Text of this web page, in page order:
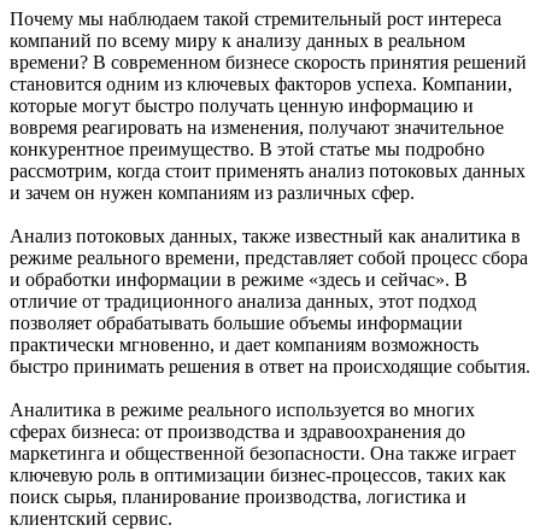
Почему мы наблюдаем такой стремительный рост интереса
компаний по всему миру к анализу данных в реальном
времени? В современном бизнесе скорость принятия решений
становится одним из ключевых факторов успеха. Компании,
которые могут быстро получать ценную информацию и
вовремя реагировать на изменения, получают значительное
конкурентное преимущество. В этой статье мы подробно
рассмотрим, когда стоит применять анализ потоковых данных
и зачем он нужен компаниям из различных сфер.
Анализ потоковых данных, также известный как аналитика в
режиме реального времени, представляет собой процесс сбора
и обработки информации в режиме «здесь и сейчас». В
отличие от традиционного анализа данных, этот подход
позволяет обрабатывать большие объемы информации
практически мгновенно, и дает компаниям возможность
быстро принимать решения в ответ на происходящие события.
Аналитика в режиме реального используется во многих
сферах бизнеса: от производства и здравоохранения до
маркетинга и общественной безопасности. Она также играет
ключевую роль в оптимизации бизнес-процессов, таких как
поиск сырья, планирование производства, логистика и
клиентский сервис.